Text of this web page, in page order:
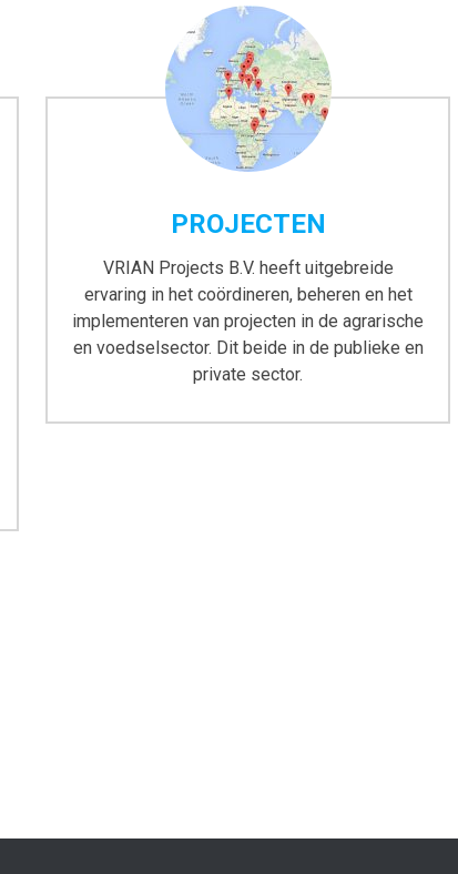
PROJECTEN
VRIAN Projects B.V. heeft uitgebreide
ervaring in het coördineren, beheren en het
implementeren van projecten in de agrarische
en voedselsector. Dit beide in de publieke en
private sector.